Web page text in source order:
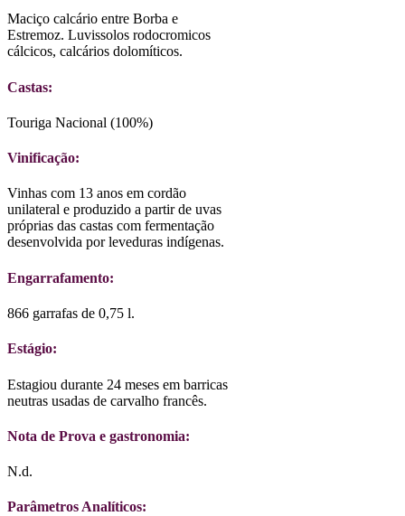
Maciço calcário entre Borba e
Estremoz. Luvissolos rodocromicos
cálcicos, calcários dolomíticos.
Castas:
Touriga Nacional (100%)
Vinificação:
Vinhas com 13 anos em cordão
unilateral e produzido a partir de uvas
próprias das castas com fermentação
desenvolvida por leveduras indígenas.
Engarrafamento:
866 garrafas de 0,75 l.
Estágio:
Estagiou durante 24 meses em barricas
neutras usadas de carvalho francês.
Nota de Prova e gastronomia:
N.d.
Parâmetros Analíticos: